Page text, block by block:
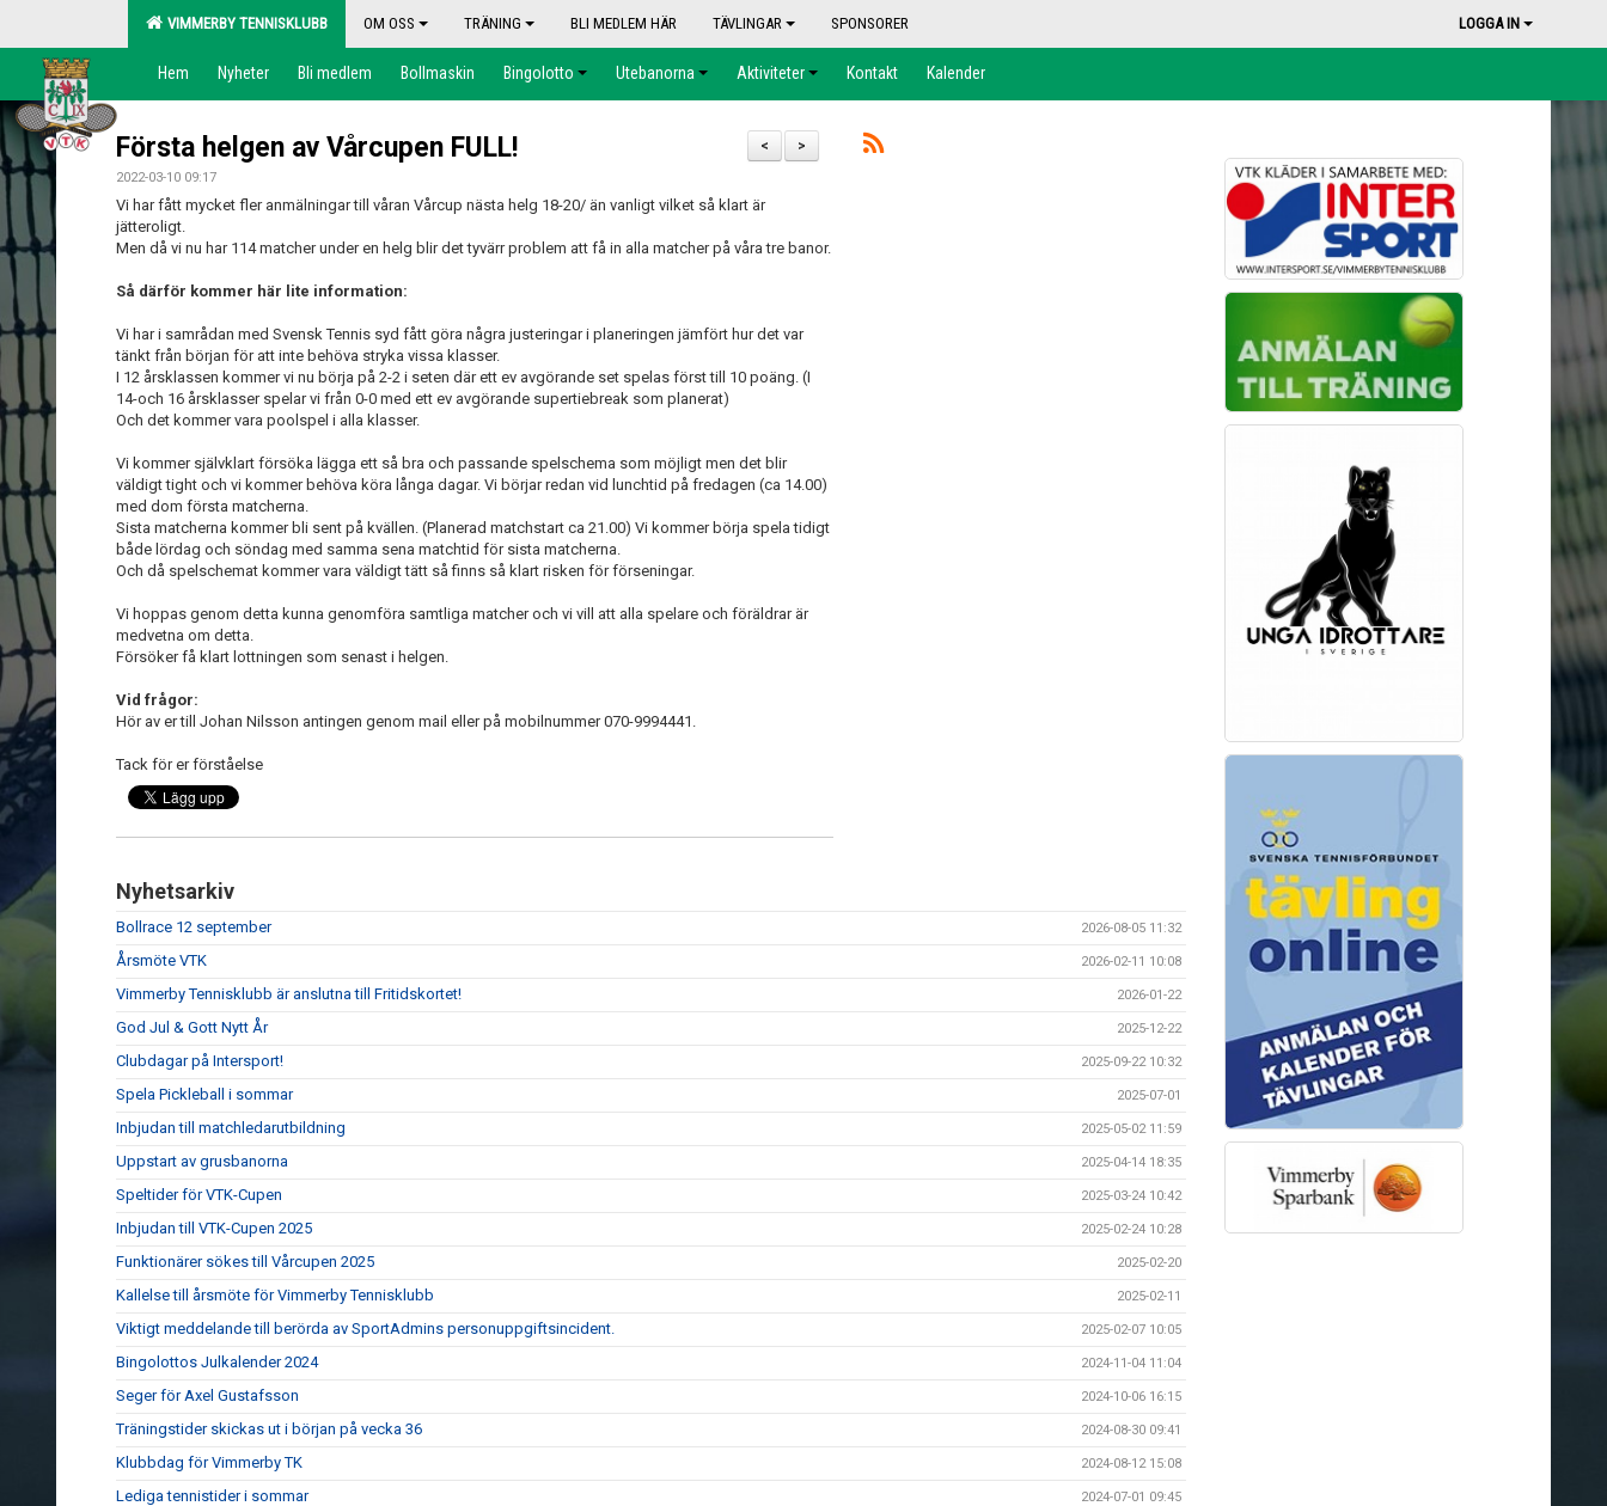
VIMMERBY TENNISKLUBB OM OSS TRÄNING BLI MEDLEM HÄR TÄVLINGAR SPONSORER LOGGA IN
Hem Nyheter Bli medlem Bollmaskin Bingolotto Utebanorna Aktiviteter Kontakt Kalender
>
<
Första helgen av Vårcupen FULL!
2022-03-10 09:17
Vi har fått mycket fler anmälningar till våran Vårcup nästa helg 18-20/ än vanligt vilket så klart är
jätteroligt.
Men då vi nu har 114 matcher under en helg blir det tyvärr problem att få in alla matcher på våra tre banor.
Så därför kommer här lite information:
Vi har i samrådan med Svensk Tennis syd fått göra några justeringar i planeringen jämfört hur det var
tänkt från början för att inte behöva stryka vissa klasser.
I 12 årsklassen kommer vi nu börja på 2-2 i seten där ett ev avgörande set spelas först till 10 poäng. (I
14-och 16 årsklasser spelar vi från 0-0 med ett ev avgörande supertiebreak som planerat)
Och det kommer vara poolspel i alla klasser.
Vi kommer självklart försöka lägga ett så bra och passande spelschema som möjligt men det blir
väldigt tight och vi kommer behöva köra långa dagar. Vi börjar redan vid lunchtid på fredagen (ca 14.00)
med dom första matcherna.
Sista matcherna kommer bli sent på kvällen. (Planerad matchstart ca 21.00) Vi kommer börja spela tidigt
både lördag och söndag med samma sena matchtid för sista matcherna.
Och då spelschemat kommer vara väldigt tätt så finns så klart risken för förseningar.
Vi hoppas genom detta kunna genomföra samtliga matcher och vi vill att alla spelare och föräldrar är
medvetna om detta.
Försöker få klart lottningen som senast i helgen.
Vid frågor:
Hör av er till Johan Nilsson antingen genom mail eller på mobilnummer 070-9994441.
Tack för er förståelse
Nyhetsarkiv
Bollrace 12 september 2026-08-05 11:32
Årsmöte VTK 2026-02-11 10:08
Vimmerby Tennisklubb är anslutna till Fritidskortet! 2026-01-22
God Jul & Gott Nytt År 2025-12-22
Clubdagar på Intersport! 2025-09-22 10:32
Spela Pickleball i sommar 2025-07-01
Inbjudan till matchledarutbildning 2025-05-02 11:59
Uppstart av grusbanorna 2025-04-14 18:35
Speltider för VTK-Cupen 2025-03-24 10:42
Inbjudan till VTK-Cupen 2025 2025-02-24 10:28
Funktionärer sökes till Vårcupen 2025 2025-02-20
Kallelse till årsmöte för Vimmerby Tennisklubb 2025-02-11
Viktigt meddelande till berörda av SportAdmins personuppgiftsincident. 2025-02-07 10:05
Bingolottos Julkalender 2024 2024-11-04 11:04
Seger för Axel Gustafsson 2024-10-06 16:15
Träningstider skickas ut i början på vecka 36 2024-08-30 09:41
Klubbdag för Vimmerby TK 2024-08-12 15:08
Lediga tennistider i sommar 2024-07-01 09:45